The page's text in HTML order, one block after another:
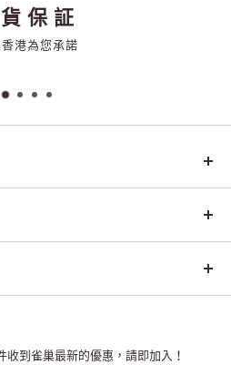
保証
港為您承諾
目前是全球領先的「營養、健康、
我們充分發掘食品的力量，提升
啡機
到雀巢最新的優惠，請即加入！